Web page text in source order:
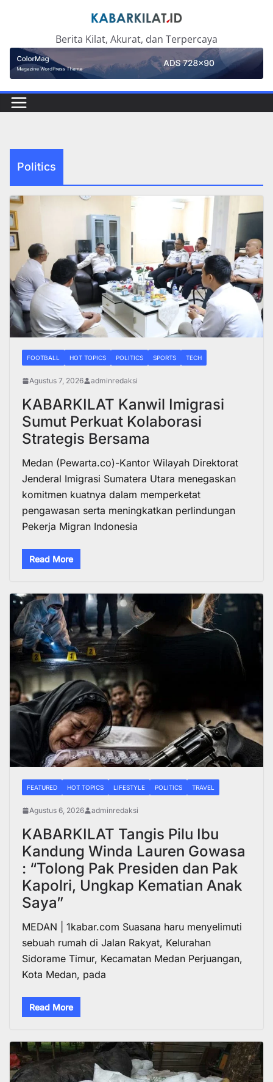
Berita Kilat, Akurat, dan Terpercaya
Politics
FOOTBALL HOT TOPICS POLITICS SPORTS TECH
Agustus 7, 2026 adminredaksi
KABARKILAT Kanwil Imigrasi
Sumut Perkuat Kolaborasi
Strategis Bersama
Medan (Pewarta.co)-Kantor Wilayah Direktorat
Jenderal Imigrasi Sumatera Utara menegaskan
komitmen kuatnya dalam memperketat
pengawasan serta meningkatkan perlindungan
Pekerja Migran Indonesia
Read More
FEATURED HOT TOPICS LIFESTYLE POLITICS TRAVEL
Agustus 6, 2026 adminredaksi
KABARKILAT Tangis Pilu Ibu
Kandung Winda Lauren Gowasa
: “Tolong Pak Presiden dan Pak
Kapolri, Ungkap Kematian Anak
Saya”
MEDAN | 1kabar.com Suasana haru menyelimuti
sebuah rumah di Jalan Rakyat, Kelurahan
Sidorame Timur, Kecamatan Medan Perjuangan,
Kota Medan, pada
Read More